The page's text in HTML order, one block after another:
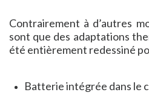
Contrairement à d’autres
sont que des adaptations
été entièrement redessiné
Batterie intégrée dans le